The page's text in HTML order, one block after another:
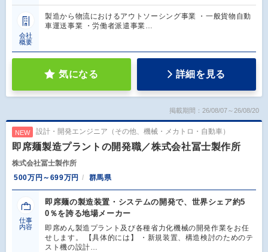
会社
概要
製造から物流におけるアウトソーシング事業 ・一般貨物自動
車運送事業 ・労働者派遣事業…
気になる 詳細を見る
掲載期間：26/08/07～26/08/20
NEW 設計・開発エンジニア（その他、機械・メカトロ・自動車）
即席麺製造プラントの開発職／株式会社冨士製作所
株式会社冨士製作所
500万円～699万円
群馬県
仕事
内容
即席麺の製造装置・システムの開発で、世界シェア約5
0％を誇る地場メーカー
即席めん製造プラント及び各種省力化機械の開発作業をお任
せします。 【具体的には】 ・新規装置、構造検討のためのテ
スト機の設計…